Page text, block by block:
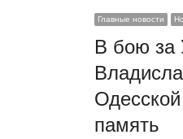
Главные новости
В бою за
память